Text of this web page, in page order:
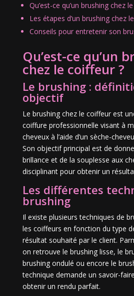
Qu’est-ce qu’un brushing chez
Les étapes d’un brushing chez
Conseils pour entretenir son
Qu’est-ce qu’un
chez le coiffeur ?
Le brushing :
objectif
Le brushing chez le coiffeur est
coiffure professionnelle visant à
cheveux à l’aide d’un sèche-
Son objectif principal est de
brillance et de la souplesse aux
disciplinant pour obtenir un
Les différentes
brushing
Il existe plusieurs techniques de
les coiffeurs en fonction du type
résultat souhaité par le client.
on retrouve le brushing lisse, le
brushing ondulé ou encore le
technique demande un savoir-
obtenir un rendu parfait.